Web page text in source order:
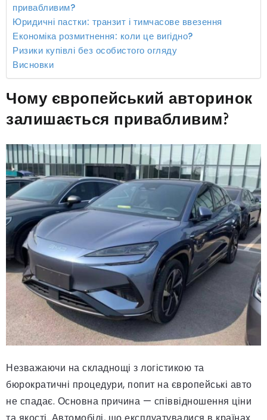
привабливим?
Юридичні пастки: транзит і тимчасове ввезення
Економіка розмитнення: коли це вигідно?
Ризики купівлі без особистого огляду
Висновки
Чому європейський авторинок
залишається привабливим?
Незважаючи на складнощі з логістикою та
бюрократичні процедури, попит на європейські авто
не спадає. Основна причина — співвідношення ціни